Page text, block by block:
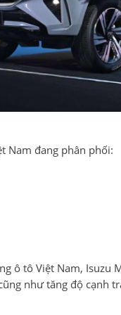
Nam đang phân phối:
ô tô Việt Nam, Isuzu
như tăng độ cạnh